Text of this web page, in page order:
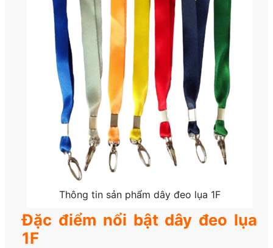
Thông tin sản phẩm dây đeo lụa 1F
Đặc điểm nổi bật dây đeo lụa
1F